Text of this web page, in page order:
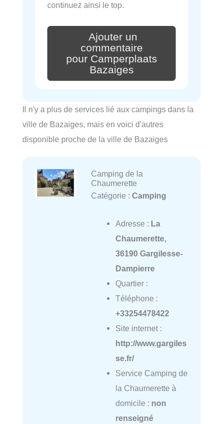
continuez ainsi le top.
Ajouter un
commentaire
pour Camperplaats
Bazaiges
Il n'y a plus de services lié aux campings dans la
ville de Bazaiges, mais en voici d'autres
disponible proche de la ville de Bazaiges
Camping de la
Chaumerette
Catégorie : Camping
Adresse : La
Chaumerette,
36190 Gargilesse-
Dampierre
Quartier :
Téléphone :
+33254478422
Site internet :
http://www.gargiles
se.fr/
Service Camping de
la Chaumerette à
domicile : non
renseigné